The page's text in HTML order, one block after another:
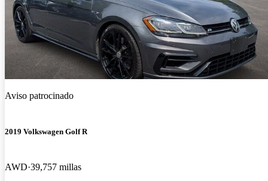
Aviso patrocinado
2019 Volkswagen Golf R
AWD 39,757 millas